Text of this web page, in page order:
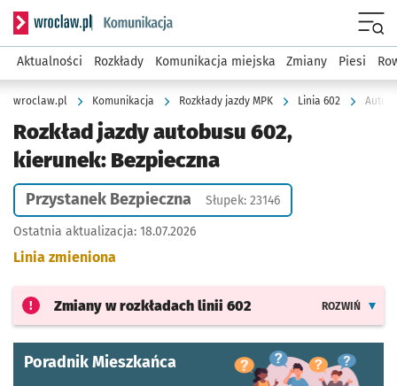
Serwis informacyjny wroclaw.pl podserwis: Komunikacja
Aktualności Rozkłady Komunikacja miejska Zmiany Piesi
wroclaw.pl Komunikacja Rozkłady jazdy MPK Linia 602
Rozkład jazdy autobusu 602,
kierunek: Bezpieczna
Przystanek Bezpieczna Słupek: 23146
Ostatnia aktualizacja: 18.07.2026
Linia zmieniona
Zmiany w rozkładach linii 602 ROZWIŃ
Poradnik Mieszkańca